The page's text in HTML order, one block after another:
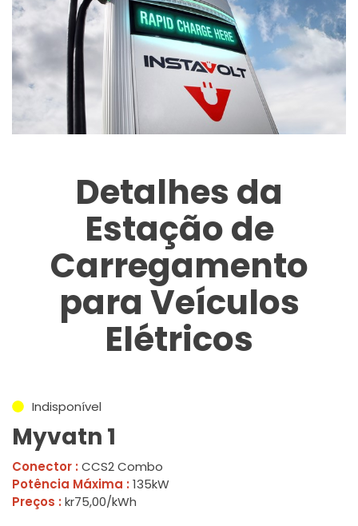
Detalhes da
Estação de
Carregamento
para Veículos
Elétricos
Indisponível
Myvatn 1
Conector : CCS2 Combo
Potência Máxima : 135kW
Preços : kr75,00/kWh